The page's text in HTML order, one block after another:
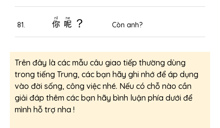
81. 你呢？ Còn anh?
Trên đây là các mẫu câu giao tiếp thường dùng
trong tiếng Trung, các bạn hãy ghi nhớ để áp dụng
vào đời sống, công việc nhé. Nếu có chỗ nào cần
giải đáp thêm các bạn hãy bình luận phía dưới để
mình hỗ trợ nha !